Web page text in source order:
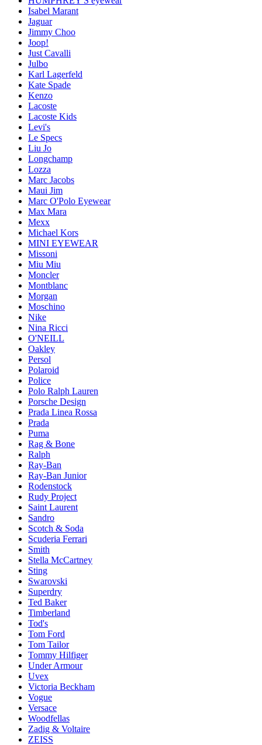
Isabel Marant
Jaguar
Jimmy Choo
Joop!
Just Cavalli
Julbo
Karl Lagerfeld
Kate Spade
Kenzo
Lacoste
Lacoste Kids
Levi's
Le Specs
Liu Jo
Longchamp
Lozza
Marc Jacobs
Maui Jim
Marc O'Polo Eyewear
Max Mara
Mexx
Michael Kors
MINI EYEWEAR
Missoni
Miu Miu
Moncler
Montblanc
Morgan
Moschino
Nike
Nina Ricci
O'NEILL
Oakley
Persol
Polaroid
Police
Polo Ralph Lauren
Porsche Design
Prada Linea Rossa
Prada
Puma
Rag & Bone
Ralph
Ray-Ban
Ray-Ban Junior
Rodenstock
Rudy Project
Saint Laurent
Sandro
Scotch & Soda
Scuderia Ferrari
Smith
Stella McCartney
Sting
Swarovski
Superdry
Ted Baker
Timberland
Tod's
Tom Ford
Tom Tailor
Tommy Hilfiger
Under Armour
Uvex
Victoria Beckham
Vogue
Versace
Woodfellas
Zadig & Voltaire
ZEISS